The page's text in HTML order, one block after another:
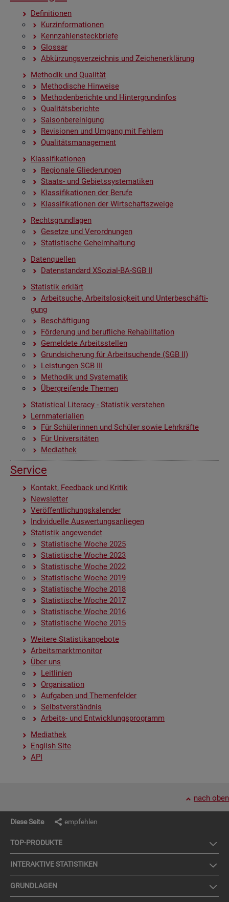
De­fi­ni­tio­nen
Kurz­in­for­ma­tio­nen
Kenn­zah­len­steck­brie­fe
Glos­sar
Ab­kür­zungs­ver­zeich­nis und Zei­chen­er­klä­rung
Me­tho­dik und Qua­li­tät
Me­tho­di­sche Hin­wei­se
Me­tho­den­be­rich­te und Hin­ter­grund­in­fos
Qua­li­täts­be­rich­te
Sai­son­be­rei­ni­gung
Re­vi­sio­nen und Um­gang mit Feh­lern
Qua­li­täts­ma­nage­ment
Klas­si­fi­ka­tio­nen
Re­gio­na­le Glie­de­run­gen
Staats- und Ge­biets­sys­te­ma­ti­ken
Klas­si­fi­ka­tio­nen der Be­ru­fe
Klas­si­fi­ka­tio­nen der Wirt­schafts­zwei­ge
Rechts­grund­la­gen
Ge­set­ze und Ver­ord­nun­gen
Sta­tis­ti­sche Ge­heim­hal­tung
Da­ten­quel­len
Da­ten­stan­dard XSo­zi­al-BA-SGB II
Sta­tis­tik er­klärt
Ar­beit­su­che, Ar­beits­lo­sig­keit und Un­ter­be­schäf­ti­
gung
Be­schäf­ti­gung
För­de­rung und be­ruf­li­che Re­ha­bi­li­ta­ti­on
Ge­mel­de­te Ar­beits­stel­len
Grund­si­che­rung für Ar­beit­su­chen­de (SGB II)
Leis­tun­gen SGB III
Me­tho­dik und Sys­te­ma­tik
Über­grei­fen­de The­men
Sta­ti­s­ti­cal Li­te­r­acy - Sta­tis­tik ver­ste­hen
Lern­ma­te­ria­li­en
Für Schü­le­rin­nen und Schü­ler sowie Lehr­kräf­te
Für Uni­ver­si­tä­ten
Me­dia­thek
Ser­vice
Kon­takt, Feed­back und Kri­tik
News­let­ter
Ver­öf­fent­li­chungs­ka­len­der
In­di­vi­du­el­le Aus­wer­tungs­an­lie­gen
Sta­tis­tik an­ge­wen­det
Sta­tis­ti­sche Woche 2025
Sta­tis­ti­sche Woche 2023
Sta­tis­ti­sche Woche 2022
Sta­tis­ti­sche Woche 2019
Sta­tis­ti­sche Woche 2018
Sta­tis­ti­sche Woche 2017
Sta­tis­ti­sche Woche 2016
Sta­tis­ti­sche Woche 2015
Wei­te­re Sta­tis­tik­an­ge­bo­te
Ar­beits­markt­mo­ni­tor
Über uns
Leit­li­ni­en
Or­ga­ni­sa­ti­on
Auf­ga­ben und The­men­fel­der
Selbst­ver­ständ­nis
Ar­beits- und Ent­wick­lungs­pro­gramm
Me­dia­thek
English Site
API
nach oben
Diese Seite empfehlen
TOP-PRO­DUK­TE
IN­TER­AK­TI­VE STA­TIS­TI­KEN
GRUND­LA­GEN